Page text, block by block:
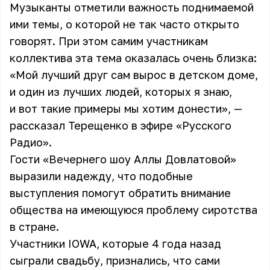
Музыканты отметили важность поднимаемой
ими темы, о которой не так часто открыто
говорят. При этом самим участникам
коллектива эта тема оказалась очень близка:
«Мой лучший друг сам вырос в детском доме,
и один из лучших людей, которых я знаю,
и вот такие примеры мы хотим донести», —
рассказал Терещенко в эфире «Русского
Радио».
Гости «Вечернего шоу Аллы Довлатовой»
выразили надежду, что подобные
выступления помогут обратить внимание
общества на имеющуюся проблему сиротства
в стране.
Участники IOWA, которые 4 года назад
сыграли свадьбу, признались, что сами